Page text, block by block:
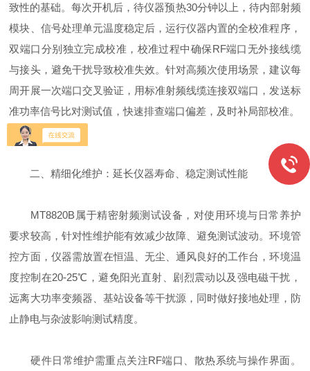
致性的基础。每次开机后，待仪器预热30分钟以上，待内部射频
模块、信号处理单元温度稳定后，运行仪器内置的全校准程序，
双端口分别独立完成校准，校准过程中确保RF端口无外接线缆
与接头，避免干扰导致校准失效。针对高频次使用场景，建议每
周开展一次端口交叉验证，用标准射频线缆连接双端口，发送标
准功率信号比对测试值，快速排查端口偏差，及时补局部校准。
二、精细化维护：延长仪器寿命、稳定测试性能
MT8820B属于精密射频测试设备，对使用环境与日常养护
要求较高，针对性维护能有效减少故障、避免测试波动。环境管
控方面，仪器需放置在恒温、无尘、通风良好的工作台，环境温
度控制在20-25℃，避免阳光直射、剧烈震动以及强电磁干扰，
远离大功率变频器、基站设备等干扰源，同时做好接地处理，防
止静电与杂波影响测试精度。
硬件日常维护需重点关注RF端口、散热系统与操作界面。